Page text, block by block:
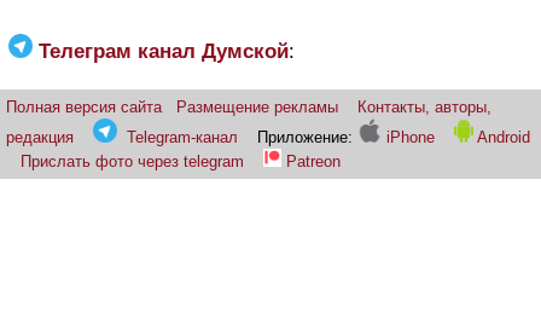
Телеграм канал Думской:
Полная версия сайта Размещение рекламы
Контакты, авторы,
редакция
Telegram-канал Приложение: iPhone
Android
Прислать фото через telegram
Patreon